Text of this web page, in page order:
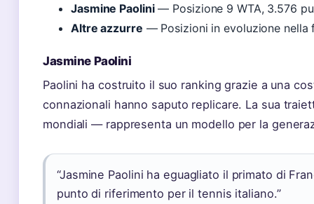
Jasmine Paolini— Posizione 9 WTA, 3.576
Altre azzurre — Posizioni in evoluzione nella
Jasmine Paolini
Paolini ha costruito il suo ranking grazie a una
connazionali hanno saputo replicare. La sua
mondiali — rappresenta un modello per la
“Jasmine Paolini ha eguagliato il primato di
punto di riferimento per il tennis italiano.”